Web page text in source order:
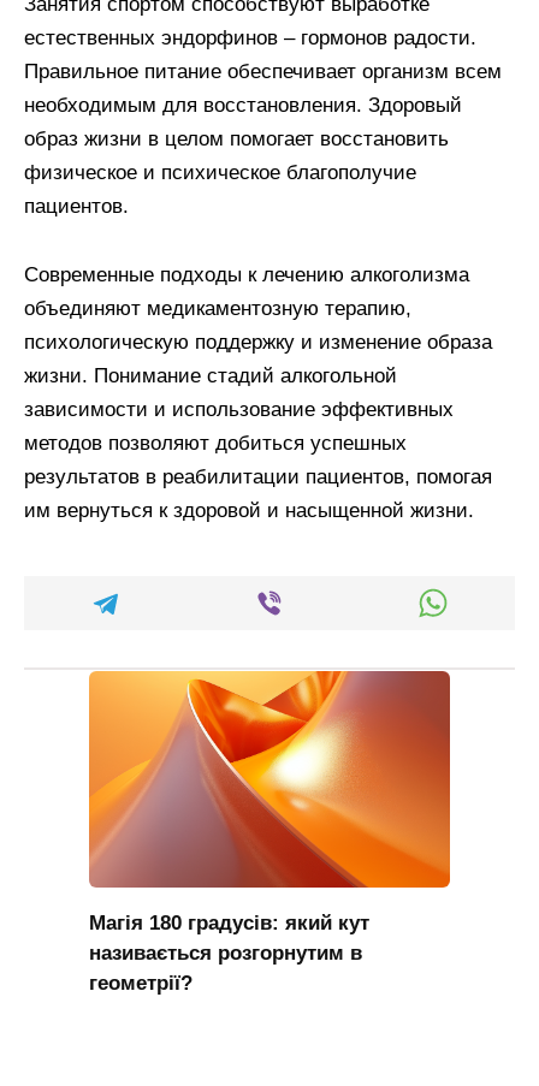
естественных эндорфинов – гормонов радости.
Правильное питание обеспечивает организм всем
необходимым для восстановления. Здоровый
образ жизни в целом помогает восстановить
физическое и психическое благополучие
пациентов.
Современные подходы к лечению алкоголизма
объединяют медикаментозную терапию,
психологическую поддержку и изменение образа
жизни. Понимание стадий алкогольной
зависимости и использование эффективных
методов позволяют добиться успешных
результатов в реабилитации пациентов, помогая
им вернуться к здоровой и насыщенной жизни.
Магія 180 градусів: який кут
називається розгорнутим в
геометрії?